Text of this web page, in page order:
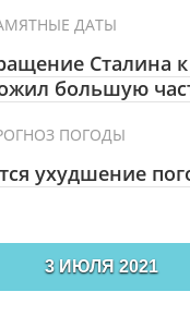
ДАТЫ
Сталина
большую
ПОГОДЫ
ухудшение
3 ИЮЛЯ 2021